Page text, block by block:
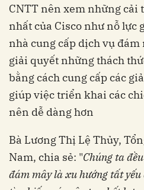
CNTT nên xem những cải
nhất của Cisco như nỗ lực
nhà cung cấp dịch vụ đám
giải quyết những thách
bằng cách cung cấp các
giúp việc triển khai các
nên dễ dàng hơn
Bà Lương Thị Lệ Thủy,
Nam, chia sẻ: "Chúng ta
đám mây là xu hướng tất